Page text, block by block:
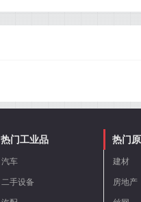
热门工业品
汽车
二手设备
热门
建材
房地产